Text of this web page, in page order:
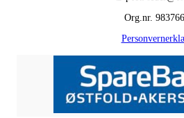
Org.nr.